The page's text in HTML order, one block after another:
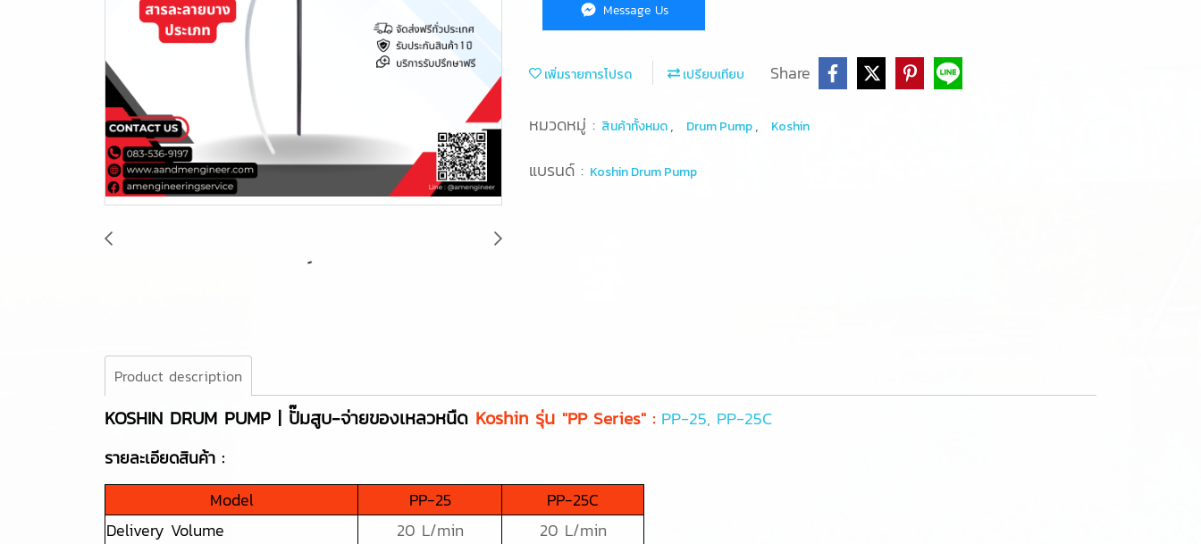
Message Us
เพิ่มรายการโปรด เปรียบเทียบ Share
หมวดหมู่ : สินค้าทั้งหมด, Drum Pump, Koshin
แบรนด์ : Koshin Drum Pump
Product description
KOSHIN DRUM PUMP | ปั๊มสูบ-จ่ายของเหลวหนืด Koshin รุ่น "PP Series" : PP-25, PP-25C
รายละเอียดสินค้า :
Model
PP-25
PP-25C
Delivery Volume
20 L/min
20 L/min